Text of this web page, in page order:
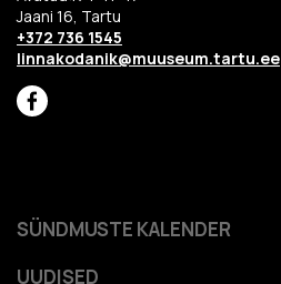
Jaani 16, Tartu
+372 736 1545
linnakodanik@muuseum.tartu.ee
SÜNDMUSTE KALENDER
UUDISED